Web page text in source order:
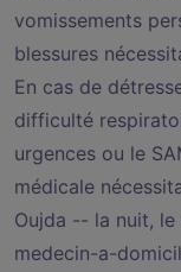
vomissements
blessures
En cas de
difficulté
urgences ou le
médicale
Oujda -- la nuit,
medecin-a-